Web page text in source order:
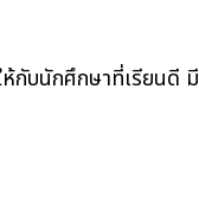
กับนักศึกษาที่เรียน